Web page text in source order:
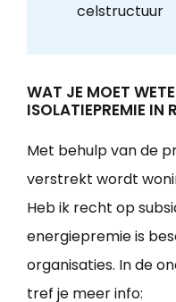
celstructuur
WAT JE MOET
ISOLATIEPREMIE IN
Met behulp van de
verstrekt wordt
Heb ik recht op
energiepremie is
organisaties. In de
tref je meer info: